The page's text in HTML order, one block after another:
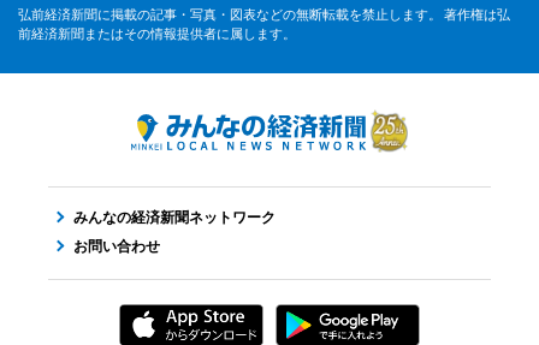
弘前経済新聞に掲載の記事・写真・図表などの無断転載を禁止します。 著作権は弘
前経済新聞またはその情報提供者に属します。
みんなの経済新聞ネットワーク
お問い合わせ